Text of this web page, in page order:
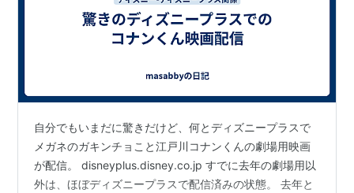
自分でもいまだに驚きだけど、何とディズニープラスで
メガネのガキンチョこと江戸川コナンくんの劇場用映画
が配信。 disneyplus.disney.co.jp すでに去年の劇場用以
外は、ほぼディズニープラスで配信済みの状態。 去年と